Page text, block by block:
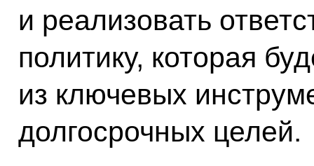
и реализовать
политику, которая
из ключевых
долгосрочных целей.